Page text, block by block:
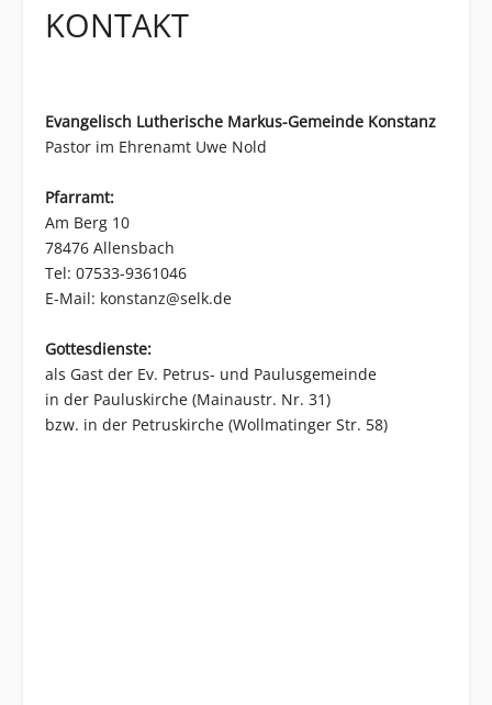
KONTAKT
Evangelisch Lutherische Markus-Gemeinde Konstanz
Pastor im Ehrenamt Uwe Nold
Pfarramt:
Am Berg 10
78476 Allensbach
Tel: 07533-9361046
E-Mail: konstanz@selk.de
Gottesdienste:
als Gast der Ev. Petrus- und Paulusgemeinde
in der Pauluskirche (Mainaustr. Nr. 31)
bzw. in der Petruskirche (Wollmatinger Str. 58)